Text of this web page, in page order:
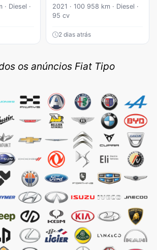
Diesel ·
2021 · 100 958 km · Diesel ·
95 cv
2 dias atrás
os anúncios Fiat Tipo